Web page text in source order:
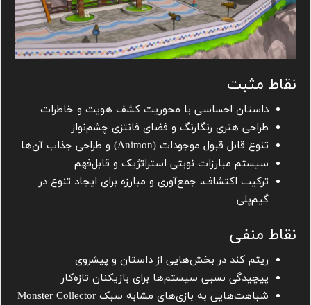
نقاط مثبت
داستان احساسی با محوریت کشف هویت و خاطرات
طراحی هنری رنگارنگ و فضای فانتزی چشم‌نواز
تنوع قابل قبول موجودات (Animon) و طراحی جذاب آن‌ها
سیستم مبارزات نوبتی استراتژیک و قابل‌فهم
ترکیب اکتشاف، جمع‌آوری و مبارزه برای ایجاد تنوع در
گیم‌پلی
نقاط منفی
ریتم کند در بخش‌هایی از داستان و پیشروی
پیچیدگی نسبی سیستم‌ها برای بازیکنان تازه‌کار
شباهت‌هایی به بازی‌های مشابه سبک Monster Collector